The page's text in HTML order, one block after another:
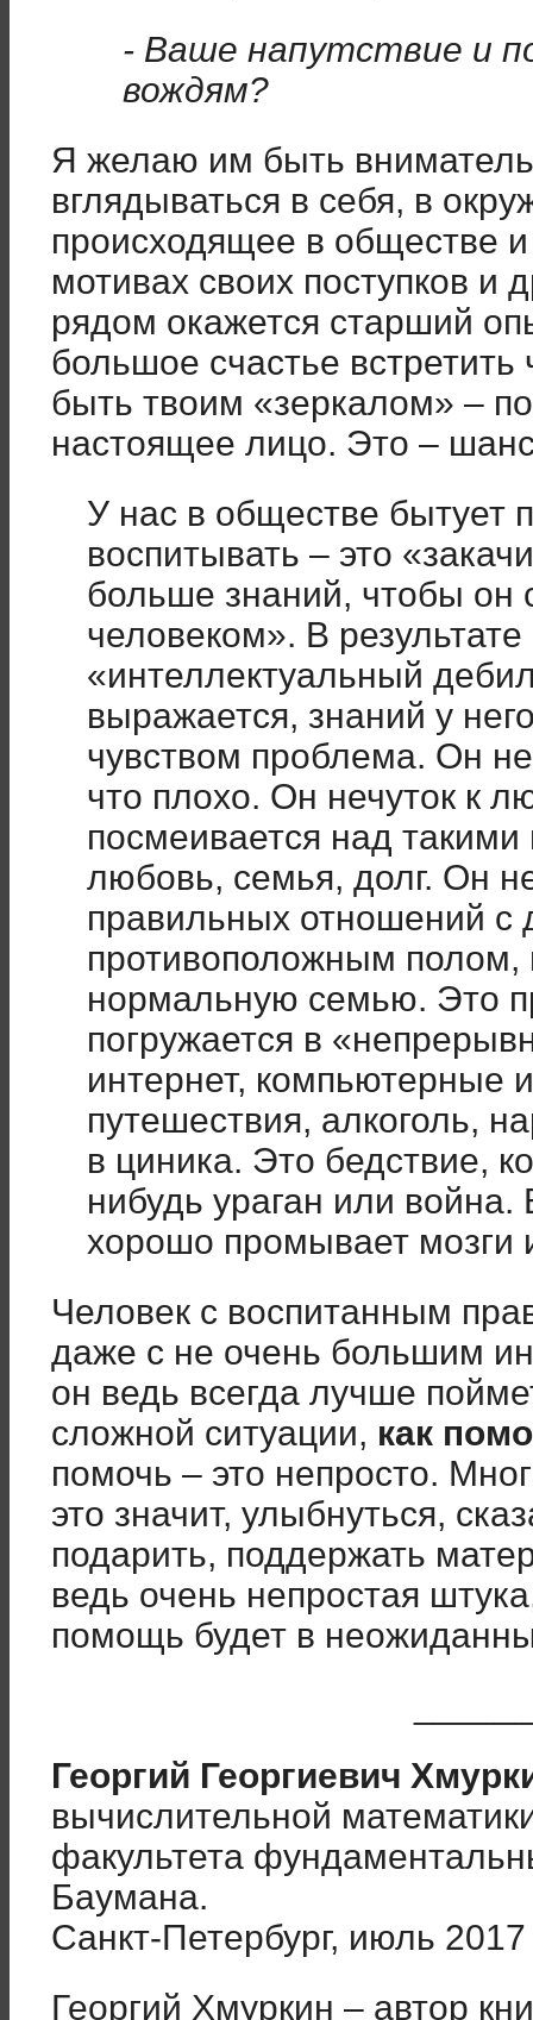
- Ваше напутствие и
вождям?
Я желаю им быть
вглядываться в себя, в
происходящее в обществе
мотивах своих поступков
рядом окажется старший
большое счастье
быть твоим «зеркалом» –
настоящее лицо. Это –
У нас в обществе бытует
воспитывать – это
больше знаний, чтобы он
человеком». В
«интеллектуальный
выражается, знаний у
чувством проблема. Он
что плохо. Он нечуток к
посмеивается над
любовь, семья, долг. Он
правильных отношений с
противоположным полом,
нормальную семью. Это
погружается в
интернет, компьютерные
путешествия, алкоголь,
в циника. Это бедствие,
нибудь ураган или война.
хорошо промывает мозги
Человек с воспитанным
даже с не очень большим
он ведь всегда лучше
сложной ситуации, как
помочь – это непросто.
это значит, улыбнуться,
подарить, поддержать
ведь очень непростая
помощь будет в
Георгий Георгиевич
вычислительной
факультета
Баумана.
Санкт-Петербург, июль 2017
Георгий Хмуркин – автор